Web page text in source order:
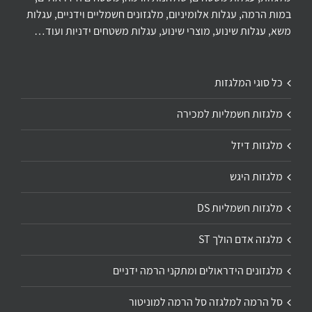
במות הרמה, עגלות אלומיניום, מלגזונים חשמליים וידניים, עגלות
משא, עגלות שינוע, מוצרי שינוע, עגלות משטחים ידניות ועוד…
כל סוגי המלגזות
מלגזות חשמליות למכירה
מלגזות דיזל
מלגזות היגש
מלגזות חשמליות DS
מלגזה אדם הולך ST
מלגזונים הידראולים ומתקני הרמה ידניים
סל הרמה למלגזה סל הרמה למוניטור